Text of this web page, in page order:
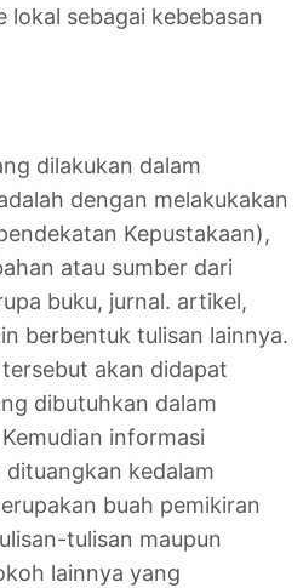
lokal sebagai kebebasan
dilakukan dalam
dengan melakukakan
Kepustakaan),
atau sumber dari
buku, jurnal. artikel,
berbentuk tulisan lainnya.
akan didapat
dibutuhkan dalam
informasi
kedalam
buah pemikiran
tulisan maupun
lainnya yang